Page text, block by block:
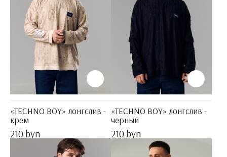
«TECHNO BOY» лонгслив -
крем
210 byn
«TECHNO BOY» лонгслив -
черный
210 byn